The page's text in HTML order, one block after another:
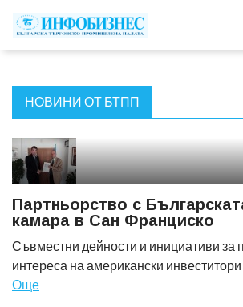
НОВИНИ ОТ БТПП
Партньорство с
камара в Сан Франциско
Съвместни дейности и инициативи за
интереса на американски
Още